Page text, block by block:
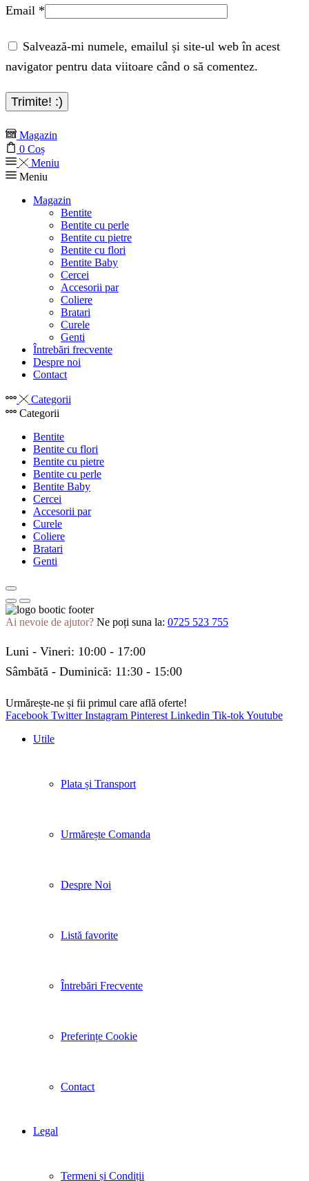
Email *
Salvează-mi numele, emailul și site-ul web în acest
navigator pentru data viitoare când o să comentez.
Magazin
0 Coș
Meniu
Meniu
Magazin
Bentite
Bentite cu perle
Bentite cu pietre
Bentite cu flori
Bentite Baby
Cercei
Accesorii par
Coliere
Bratari
Curele
Genti
Întrebări frecvente
Despre noi
Contact
Categorii
Categorii
Bentite
Bentite cu flori
Bentite cu pietre
Bentite cu perle
Bentite Baby
Cercei
Accesorii par
Curele
Coliere
Bratari
Genti
Ai nevoie de ajutor? Ne poți suna la: 0725 523 755
Luni - Vineri: 10:00 - 17:00
Sâmbătă - Duminică: 11:30 - 15:00
Urmărește-ne și fii primul care află oferte!
Facebook Twitter Instagram Pinterest Linkedin Tik-tokYoutube
Utile
Plata și Transport
Urmărește Comanda
Despre Noi
Listă favorite
Întrebări Frecvente
Preferințe Cookie
Contact
Legal
Termeni și Condiții